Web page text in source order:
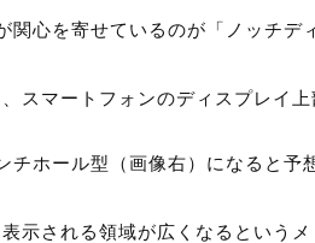
心を寄せているのが「ノッチデ
スマートフォンのディスプレイ
ホール型（画像右）になると予
示される領域が広くなるというメ